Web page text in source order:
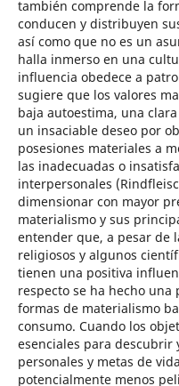
también comprende la
conducen y distribuyen
así como que no es un
halla inmerso en una
influencia obedece a
sugiere que los valores
baja autoestima, una
un insaciable deseo por
posesiones materiales a
las inadecuadas o
interpersonales
dimensionar con mayor
materialismo y sus
entender que, a pesar de
religiosos y algunos
tienen una positiva
respecto se ha hecho
formas de materialismo
consumo. Cuando los
esenciales para descubrir
personales y metas de
potencialmente menos